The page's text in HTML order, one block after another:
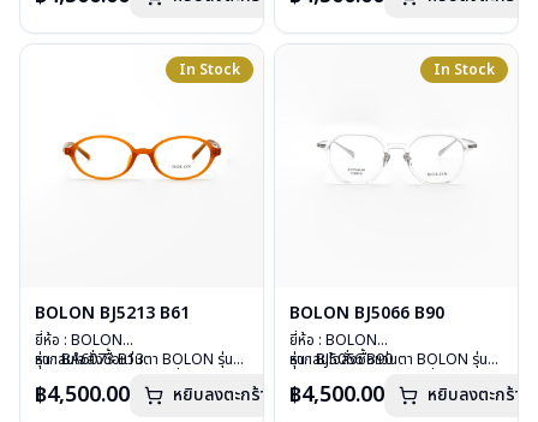
น้ำหนัก : 27 กรัม
อุปกรณ์ : กล่องแว่น, ผ้าเช็ดแว่น
น้ำหนัก : 15 กรัม
อุปกรณ์ : กล่องแว่น, ผ้าเช็ดแว่น
In Stock
BOLON BJ5213 B61
ยี่ห้อ : BOLON
รุ่น : BA6073 B13
เลนส์ : Demo Lenses
หากสนใจสั่งชื้อแว่นตา BOLON รุ่น
กรุณาติดต่อเราคลิก
฿4,500.00 หยิบลงตะกร้า
In Stock
BOLON BJ5066 B90
ยี่ห้อ : BOLON
รุ่น : BJ5066 B90
เลนส์ : Demo Lenses
หากสนใจสั่งชื้อแว่นตา BOLON รุ่น
กรุณาติดต่อเราคลิก
฿4,500.00 หยิบลงตะกร้า